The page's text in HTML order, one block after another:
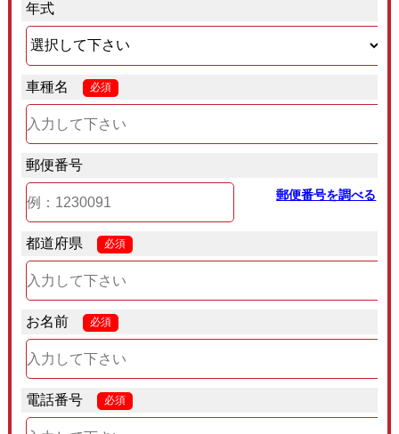
年式
車種名 必須
郵便番号
郵便番号を調べる
都道府県 必須
お名前 必須
電話番号 必須